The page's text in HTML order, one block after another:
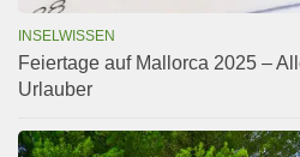
INSELWISSEN
Feiertage auf Mallorca 2025 –
Urlauber